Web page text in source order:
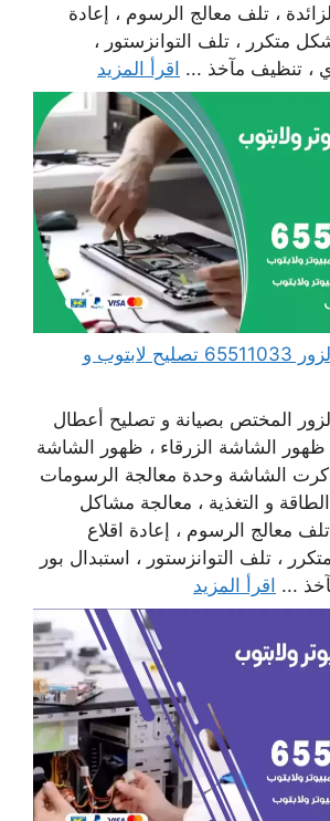
، تلف معالج الرسوم ، إعادة
متكرر ، تلف التوانزستور ،
، تنظيف مآخذ ... اقرأ المزيد
مهندس كمبيوتر الزور 65511033 تصليح لابتوب و
المختص بصيانة و تصليح أعطال
ظهور الشاشة الزرقاء ، ظهور الشاشة
كرت الشاشة وحدة معالجة الرسومات
و التغذية ، معالجة مشاكل
تلف معالج الرسوم ، إعادة اقلاع
، تلف التوانزستور ، استبدال بور
... اقرأ المزيد